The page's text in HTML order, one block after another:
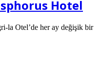
Hotel
la Otel’de her ay değişik bir